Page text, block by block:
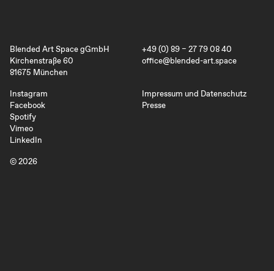
Blended Art Space gGmbH
Kirchenstraße 60
81675 München
+49 (0) 89 – 27 79 08 40
office@blended-art.space
Instagram
Facebook
Spotify
Vimeo
LinkedIn
Impressum und Datenschutz
Presse
© 2026